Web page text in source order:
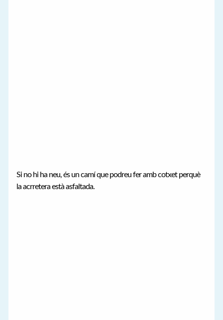
Si no hi ha neu, és un camí que podreu fer amb cotxet perquè
la acrretera està asfaltada.